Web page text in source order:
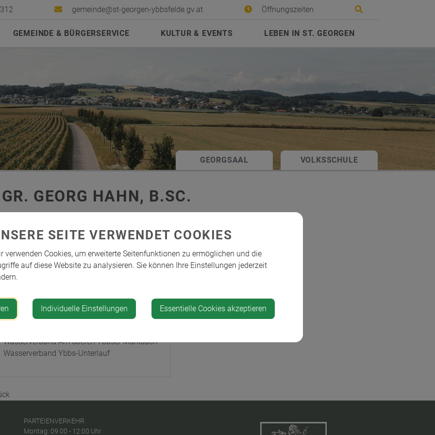
gemeinde@st-georgen-ybbsfelde.gv.at Öffnungszeiten
GEMEINDE & BÜRGERSERVICE KULTUR & EVENTS LEBEN IN ST. GEORGEN
GEORGSAAL VOLKSSCHULE
GEORG HAHN, B.SC.
Abwasserverband Ybbsfeld
Arbeitskreis Gemeinderat
Schlichtungsstelle f. Genossenschaften
Schriftführung Gemeinderat
Standesamts- und
Wasserverband Am oberen Ybbser Mühlbach
Wasserverband Ybbs-Unterlauf
PARTEIENVERKEHR
Montag: 09:00 - 12:00 Uhr
SEITE VERWENDET COOKIES
verwenden Cookies, um erweiterte Seitenfunktionen zu ermöglichen und die
auf diese Website zu analysieren. Sie können Ihre Einstellungen jederzeit
Individuelle Einstellungen Essentielle Cookies akzeptieren